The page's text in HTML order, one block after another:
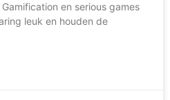
en serious games
leuk en houden de